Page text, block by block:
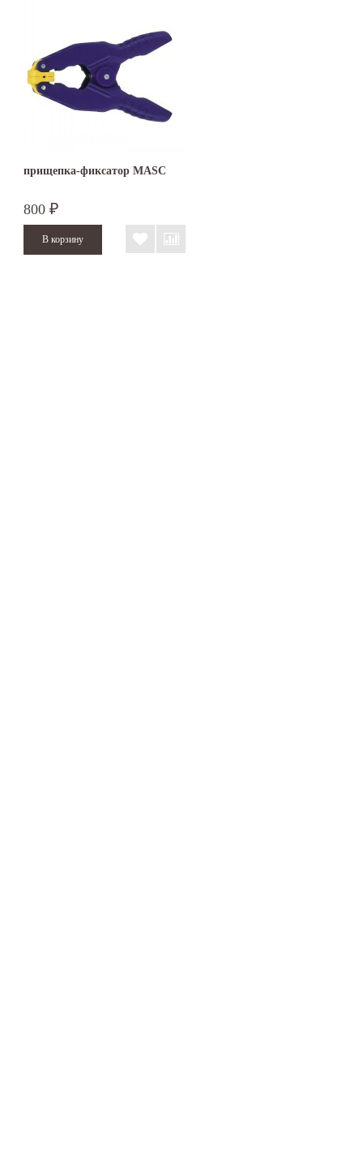
прищепка-фиксатор MASC
800 ₽